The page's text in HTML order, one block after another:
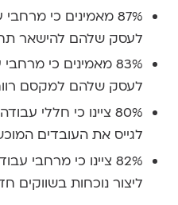
87% מאמינים כי
לעסק שלהם להישאר
83% מאמינים כי
לעסק שלהם למקסם
80% ציינו כי חללי
לגייס את העובדים
82% ציינו כי מרחבי
ליצור נוכחות בשווקים